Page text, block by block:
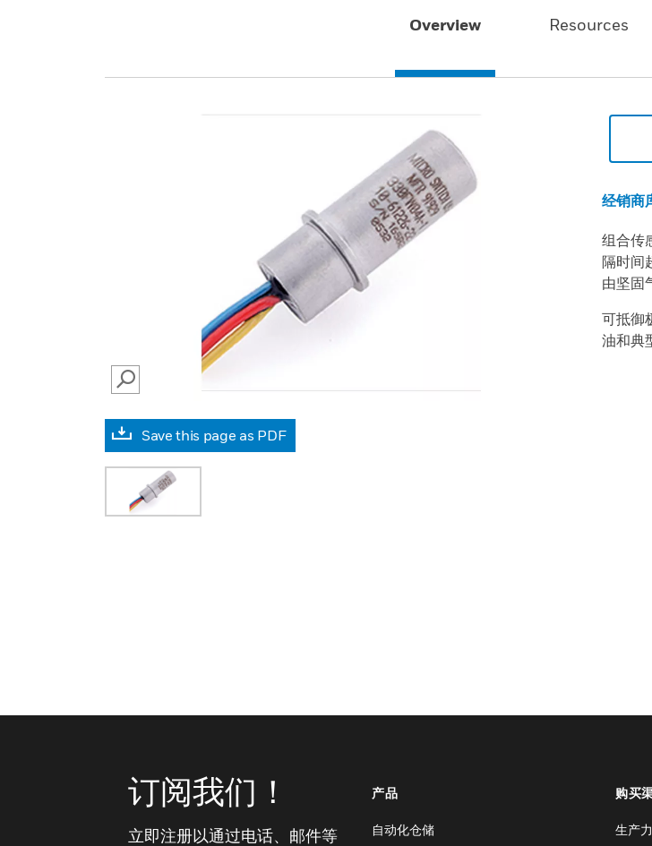
Overview Resources
SEARCH
Save this page as PDF
经销商
组合传
隔时间
由坚固
可抵御
油和典
订阅我们！
立即注册以通过电话、邮件等
产品
自动化仓储
购买
生产